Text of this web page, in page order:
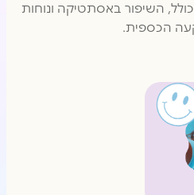
השיפור באסתטיקה ונוחות
הכספית.